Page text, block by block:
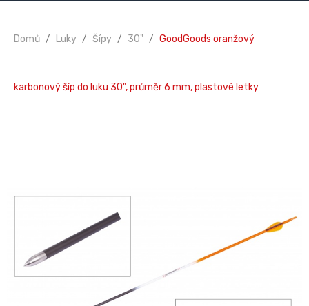
Domů Luky Šípy 30" GoodGoods oranžový
karbonový šíp do luku 30", průměr 6 mm, plastové letky